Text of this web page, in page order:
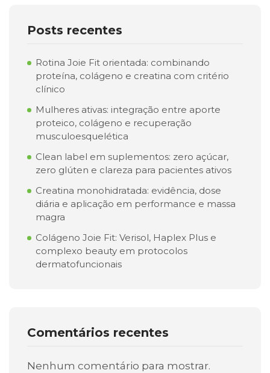
Posts recentes
Rotina Joie Fit orientada: combinando
proteína, colágeno e creatina com critério
clínico
Mulheres ativas: integração entre aporte
proteico, colágeno e recuperação
musculoesquelética
Clean label em suplementos: zero açúcar,
zero glúten e clareza para pacientes ativos
Creatina monohidratada: evidência, dose
diária e aplicação em performance e massa
magra
Colágeno Joie Fit: Verisol, Haplex Plus e
complexo beauty em protocolos
dermatofuncionais
Comentários recentes
Nenhum comentário para mostrar.